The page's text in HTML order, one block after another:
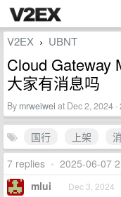
V2EX › UBNT
Cloud Gateway
大家有消息吗
By mrweiwei at Dec 2, 2024
国行 上架
7 replies • 2025-06-07
mlui Dec 3, 2024